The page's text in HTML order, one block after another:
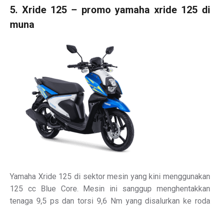
5. Xride 125 – promo yamaha xride 125 di
muna
Yamaha Xride 125 di sektor mesin yang kini menggunakan
125 cc Blue Core. Mesin ini sanggup menghentakkan
tenaga 9,5 ps dan torsi 9,6 Nm yang disalurkan ke roda